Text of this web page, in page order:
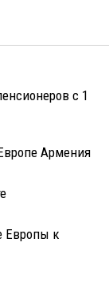
с 1
Армения
Европы к